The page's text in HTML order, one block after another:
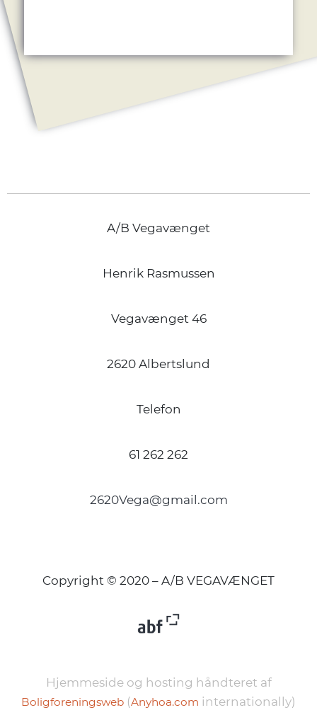
A/B Vegavænget
Henrik Rasmussen
Vegavænget 46
2620 Albertslund
Telefon
61 262 262
2620Vega@gmail.com
Copyright © 2020 – A/B VEGAVÆNGET
Hjemmeside og hosting håndteret af
Boligforeningsweb (Anyhoa.com internationally)